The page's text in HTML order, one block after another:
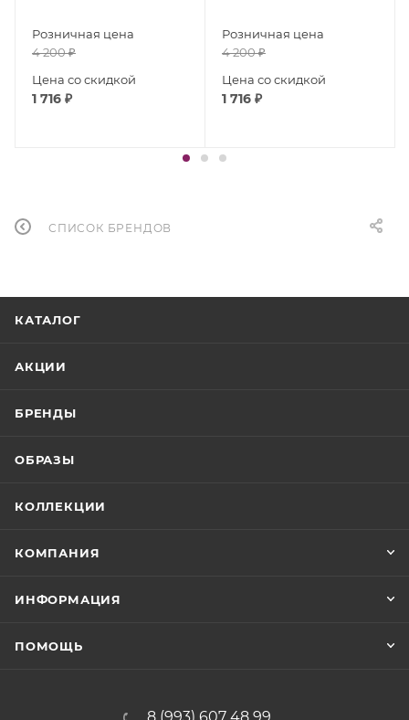
Розничная цена
4 200₽
Цена со скидкой
1 716 ₽
Розничная цена
4 200₽
Цена со скидкой
1 716 ₽
СПИСОК БРЕНДОВ
КАТАЛОГ
АКЦИИ
БРЕНДЫ
ОБРАЗЫ
КОЛЛЕКЦИИ
КОМПАНИЯ
ИНФОРМАЦИЯ
ПОМОЩЬ